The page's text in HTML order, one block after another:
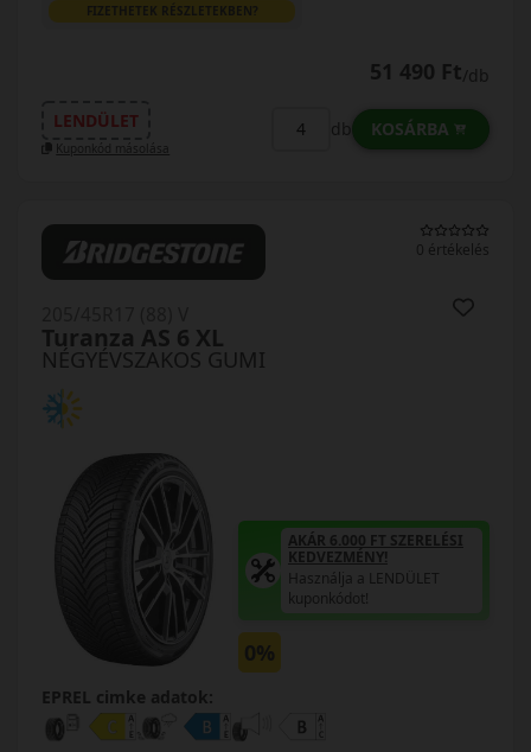
FIZETHETEK RÉSZLETEKBEN?
51 490 Ft/db
LENDÜLET
Kuponkód másolása
db KOSÁRBA
0 értékelés
NÉGYÉVSZAKOS GUMI
Turanza AS 6 XL
AKÁR 6.000 FT SZERELÉSI
KEDVEZMÉNY!
Használja a LENDÜLET
kuponkódot!
0%
EPREL cimke adatok: